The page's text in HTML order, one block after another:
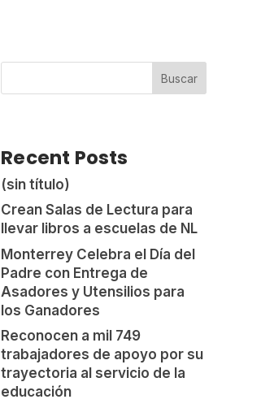
Buscar
Recent Posts
(sin título)
Crean Salas de Lectura para
llevar libros a escuelas de NL
Monterrey Celebra el Día del
Padre con Entrega de
Asadores y Utensilios para
los Ganadores
Reconocen a mil 749
trabajadores de apoyo por su
trayectoria al servicio de la
educación